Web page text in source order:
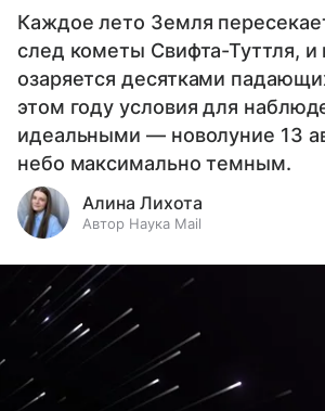
Каждое лето Земля
след кометы Свифта-Туттля, и
озаряется десятками
этом году условия для
идеальными — новолуние 13
небо максимально темным.
Алина Лихота
Автор Наука Mail